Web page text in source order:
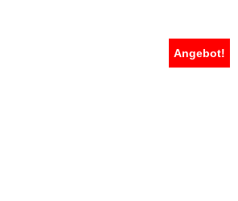
Angebot!